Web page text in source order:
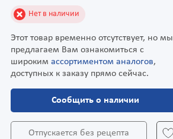
Нет в наличии
Этот товар временно отсутствует, но мы
предлагаем Вам ознакомиться с
широким ассортиментом аналогов,
доступных к заказу прямо сейчас.
Сообщить о наличии
Отпускается без рецепта